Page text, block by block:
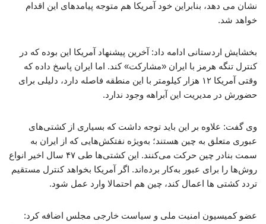
نشان می دهد، بنابراین خود آمریکا هم متوجه پیامدهای این اقدام
خواهد شد.
بخشایش اردستانی ادامه داد: آخرین پیشنهاد آمریکا این بوده که در
کنترل تنگه هرمز با ایران «مشارکت» کند. اما ایران پاسخ داده که
وقتی آمریکا ۱۲ هزار کیلومتر با این منطقه فاصله دارد، دلیلی برای
حضورش در مدیریت این آبراهه وجود ندارد.
وی گفت: علاوه بر این باید توجه داشت که بسیاری از کشتی‌های
عبوری متعلق به چین هستند؛ به‌ویژه نفتکش‌هایی که از ایران به
سمت بنادر چین حرکت می‌کنند. این کشتی‌ها طی ۴۷ سال اخیر انواع
روش‌ها را برای عبور به‌کار برده‌اند. اگر آمریکا بخواهد کنترل مستقیم
تردد کشتی ها اعمال کند، چین هم احتمالا وارد عمل شود.
عضو کمیسیون امنیت ملی و سیاست خارجی مجلس اضافه کرد: